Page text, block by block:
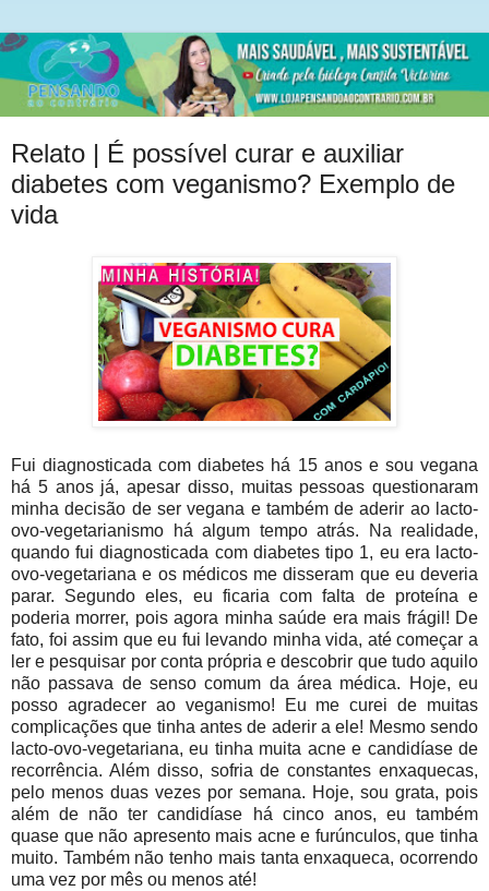
Relato | É possível curar e auxiliar
diabetes com veganismo? Exemplo de
vida
Fui diagnosticada com diabetes há 15 anos e sou vegana
há 5 anos já, apesar disso, muitas pessoas questionaram
minha decisão de ser vegana e também de aderir ao lacto-
ovo-vegetarianismo há algum tempo atrás. Na realidade,
quando fui diagnosticada com diabetes tipo 1, eu era lacto-
ovo-vegetariana e os médicos me disseram que eu deveria
parar. Segundo eles, eu ficaria com falta de proteína e
poderia morrer, pois agora minha saúde era mais frágil! De
fato, foi assim que eu fui levando minha vida, até começar a
ler e pesquisar por conta própria e descobrir que tudo aquilo
não passava de senso comum da área médica. Hoje, eu
posso agradecer ao veganismo! Eu me curei de muitas
complicações que tinha antes de aderir a ele! Mesmo sendo
lacto-ovo-vegetariana, eu tinha muita acne e candidíase de
recorrência. Além disso, sofria de constantes enxaquecas,
pelo menos duas vezes por semana. Hoje, sou grata, pois
além de não ter candidíase há cinco anos, eu também
quase que não apresento mais acne e furúnculos, que tinha
muito. Também não tenho mais tanta enxaqueca, ocorrendo
uma vez por mês ou menos até!